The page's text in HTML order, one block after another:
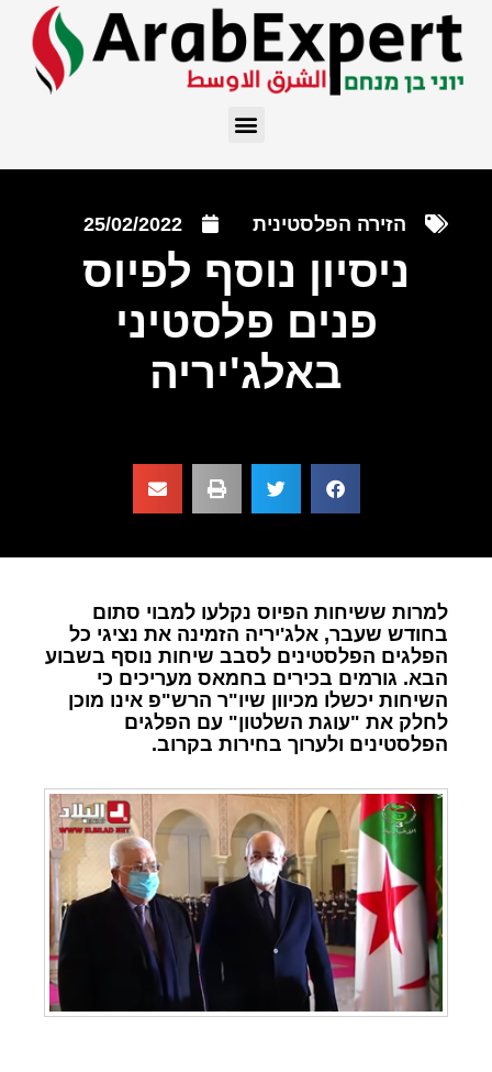
הזירה הפלסטינית 25/02/2022
ניסיון נוסף לפיוס
פנים פלסטיני
באלג'יריה
למרות ששיחות הפיוס נקלעו למבוי סתום
בחודש שעבר, אלג'יריה הזמינה את נציגי כל
הפלגים הפלסטינים לסבב שיחות נוסף בשבוע
הבא. גורמים בכירים בחמאס מעריכים כי
השיחות יכשלו מכיוון שיו"ר הרש"פ אינו מוכן
לחלק את "עוגת השלטון" עם הפלגים
הפלסטינים ולערוך בחירות בקרוב.